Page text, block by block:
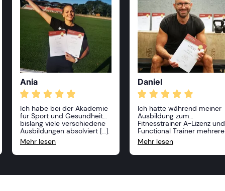
Ania
Ich habe bei der Akademie
für Sport und Gesundheit
bislang viele verschiedene
Ausbildungen absolviert […].
Alle Kurse waren sehr
anspruchsvoll und
professionell, die Dozenten
kann die Akademie nur
Mehr lesen
Daniel
Ich hatte während meiner
Ausbildung zum
Fitnesstrainer A-Lizenz und
Functional Trainer mehrere
Dozenten und alle haben
mit ihrem praxisnahen
Wissen nicht nur die
Ausbildungsinhalte auf
Mehr lesen